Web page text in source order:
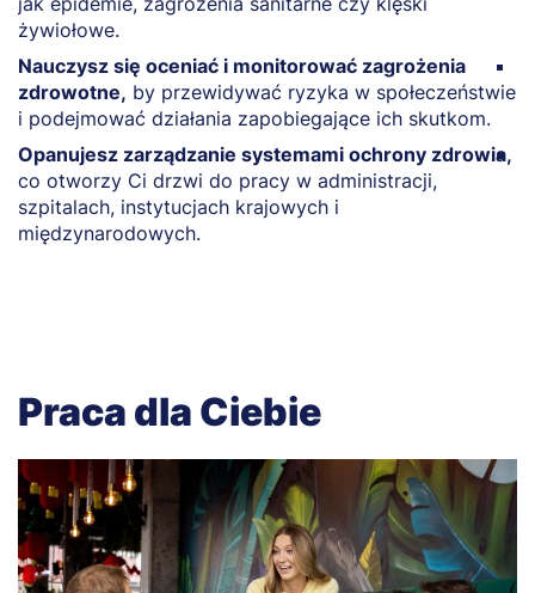
żywiołowe.
Nauczysz się oceniać i monitorować zagrożenia
zdrowotne, by przewidywać ryzyka w społeczeństwie
i podejmować działania zapobiegające ich skutkom.
Opanujesz zarządzanie systemami ochrony zdrowia,
co otworzy Ci drzwi do pracy w administracji,
szpitalach, instytucjach krajowych i
międzynarodowych.
Praca dla Ciebie